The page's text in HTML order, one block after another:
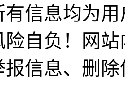
有信息均为
险自负！网
报信息、删